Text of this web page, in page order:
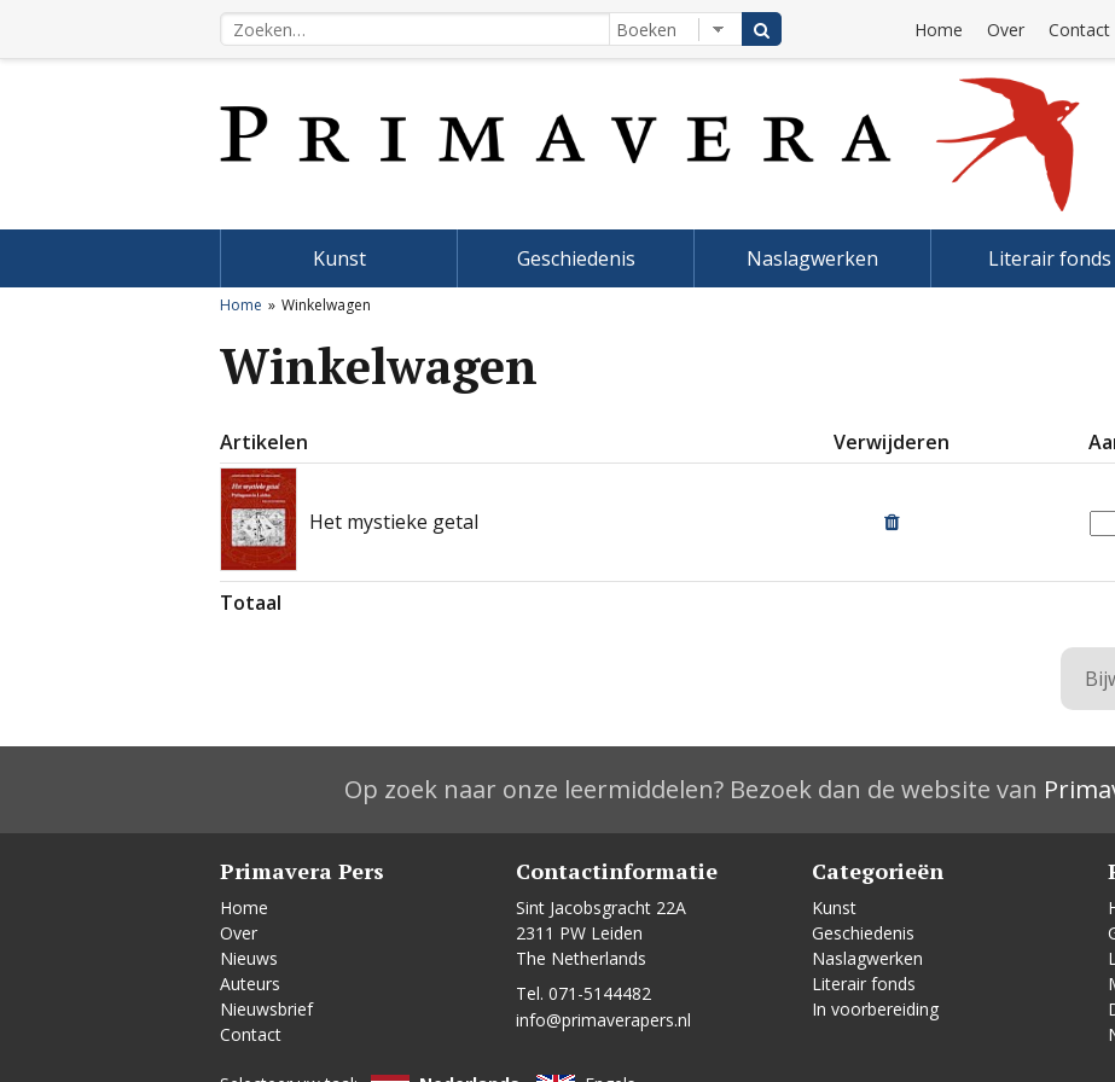
Home Over Contact
Kunst Geschiedenis Naslagwerken Literair fonds
Home Winkelwagen
Winkelwagen
Artikelen Verwijderen
Het mystieke getal
Totaal
Op zoek naar onze leermiddelen? Bezoek dan de website van
Primavera Pers
Home
Over
Nieuws
Auteurs
Nieuwsbrief
Contact
Contactinformatie
Sint Jacobsgracht 22A
2311 PW Leiden
The Netherlands
Tel. 071-5144482
info@primaverapers.nl
Categorieën
Kunst
Geschiedenis
Naslagwerken
Literair fonds
In voorbereiding